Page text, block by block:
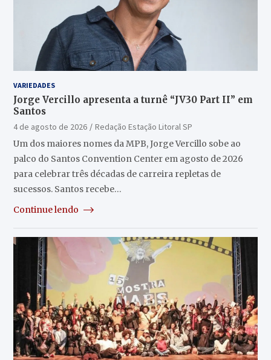
VARIEDADES
Jorge Vercillo apresenta a turnê “JV30 Part II” em
Santos
4 de agosto de 2026
Redação Estação Litoral SP
Um dos maiores nomes da MPB, Jorge Vercillo sobe ao
palco do Santos Convention Center em agosto de 2026
para celebrar três décadas de carreira repletas de
sucessos. Santos recebe…
Continue lendo